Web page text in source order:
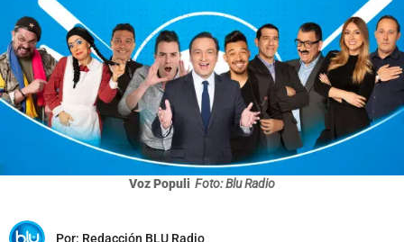
Voz Populi Foto: Blu Radio
Por: Redacción BLU Radio